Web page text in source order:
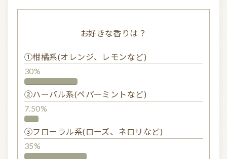
お好きな香りは？
①柑橘系(オレンジ、レモンなど)
30%
②ハーバル系(ペパーミントなど)
7.50%
③フローラル系(ローズ、ネロリなど)
35%